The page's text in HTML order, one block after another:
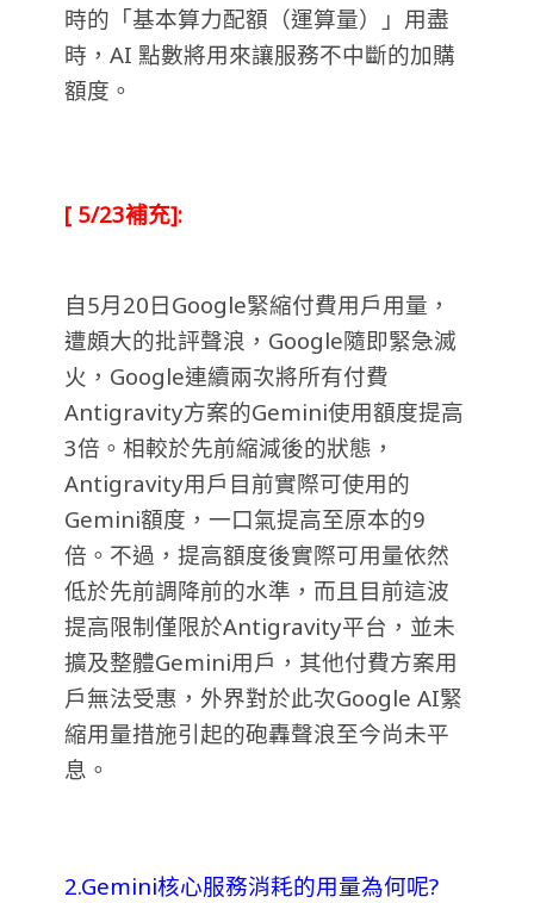
時的「基本算力配額（運算量）」用盡
時，AI 點數將用來讓服務不中斷的加購
額度。
[ 5/23補充]:
自5月20日Google緊縮付費用戶用量，
遭頗大的批評聲浪，Google隨即緊急滅
火，Google連續兩次將所有付費
Antigravity方案的Gemini使用額度提高
3倍。相較於先前縮減後的狀態，
Antigravity用戶目前實際可使用的
Gemini額度，一口氣提高至原本的9
倍。不過，提高額度後實際可用量依然
低於先前調降前的水準，而且目前這波
提高限制僅限於Antigravity平台，並未
擴及整體Gemini用戶，其他付費方案用
戶無法受惠，外界對於此次Google AI緊
縮用量措施引起的砲轟聲浪至今尚未平
息。
2.Gemini核心服務消耗的用量為何呢?